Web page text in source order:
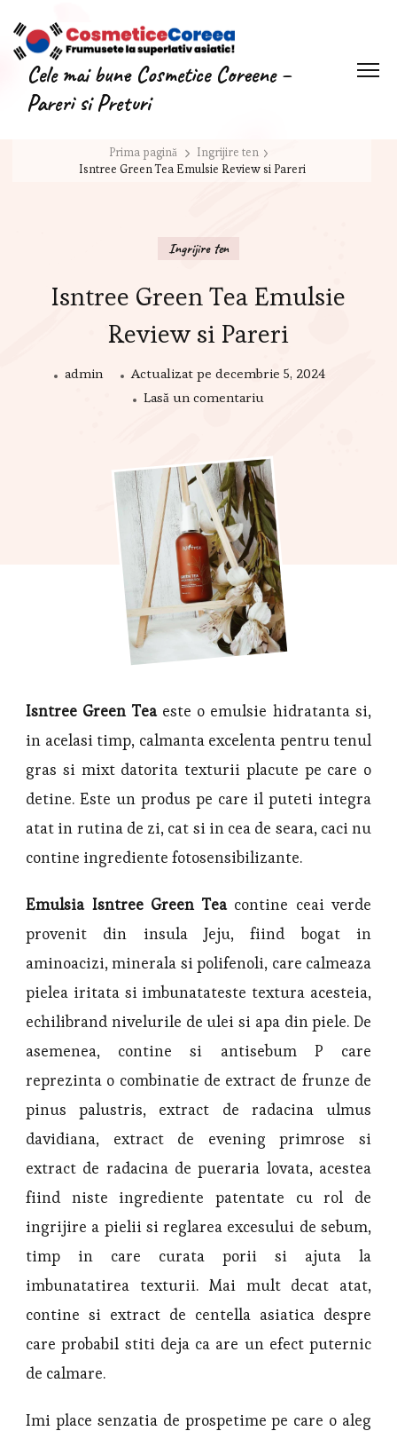
Cele mai bune Cosmetice Coreene –
Pareri si Preturi
Prima pagină
Ingrijire ten
Isntree Green Tea Emulsie Review si Pareri
Ingrijire ten
Isntree Green Tea Emulsie
Review si Pareri
admin Actualizat pe decembrie 5, 2024
Lasă un comentariu
Isntree Green Tea este o emulsie hidratanta si,
in acelasi timp, calmanta excelenta pentru tenul
gras si mixt datorita texturii placute pe care o
detine. Este un produs pe care il puteti integra
atat in rutina de zi, cat si in cea de seara, caci nu
contine ingrediente fotosensibilizante.
Emulsia Isntree Green Tea contine ceai verde
provenit din insula Jeju, fiind bogat in
aminoacizi, minerala si polifenoli, care calmeaza
pielea iritata si imbunatateste textura acesteia,
echilibrand nivelurile de ulei si apa din piele. De
asemenea, contine si antisebum P care
reprezinta o combinatie de extract de frunze de
pinus palustris, extract de radacina ulmus
davidiana, extract de evening primrose si
extract de radacina de pueraria lovata, acestea
fiind niste ingrediente patentate cu rol de
ingrijire a pielii si reglarea excesului de sebum,
timp in care curata porii si ajuta la
imbunatatirea texturii. Mai mult decat atat,
contine si extract de centella asiatica despre
care probabil stiti deja ca are un efect puternic
de calmare.
Imi place senzatia de prospetime pe care o aleg